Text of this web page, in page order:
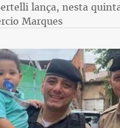
lança, nesta
Marques